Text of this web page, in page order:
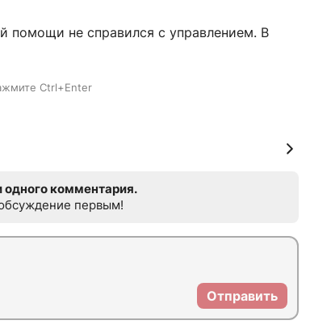
не справился с управлением. В
Ctrl+Enter
одного комментария.
первым!
Отправить